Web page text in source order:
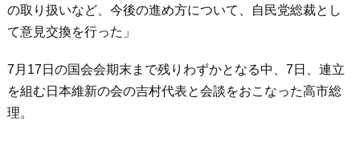
の取り扱いなど、今後の進め⽅について、⾃⺠党総裁とし
て意⾒交換を⾏った」
7月17日の国会会期末まで残りわずかとなる中、7日、連立
を組む日本維新の会の吉村代表と会談をおこなった高市総
理。